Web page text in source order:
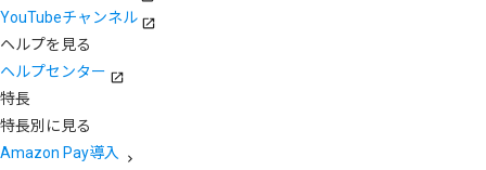
YouTubeチャンネル
ヘルプを見る
ヘルプセンター
特長
特長別に見る
Amazon Pay導入